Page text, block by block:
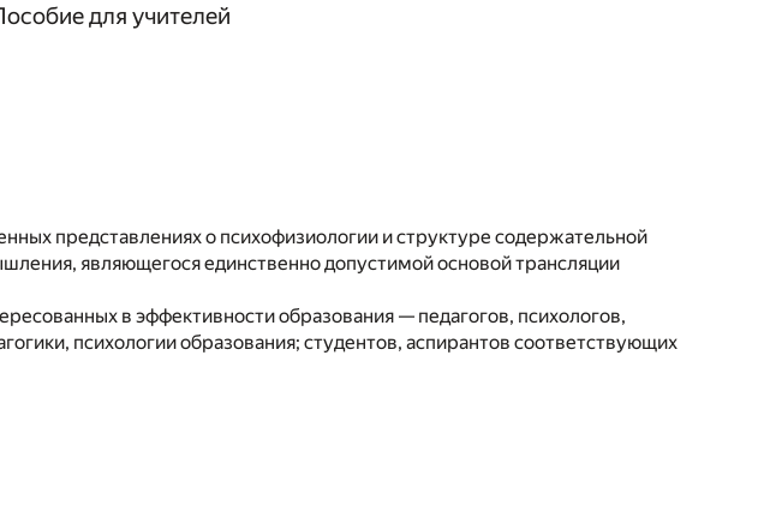
для учителей
представлениях о психофизиологии и структуре содержательной
являющегося единственно допустимой основой трансляции
в эффективности образования — педагогов, психологов,
психологии образования; студентов, аспирантов соответствующих